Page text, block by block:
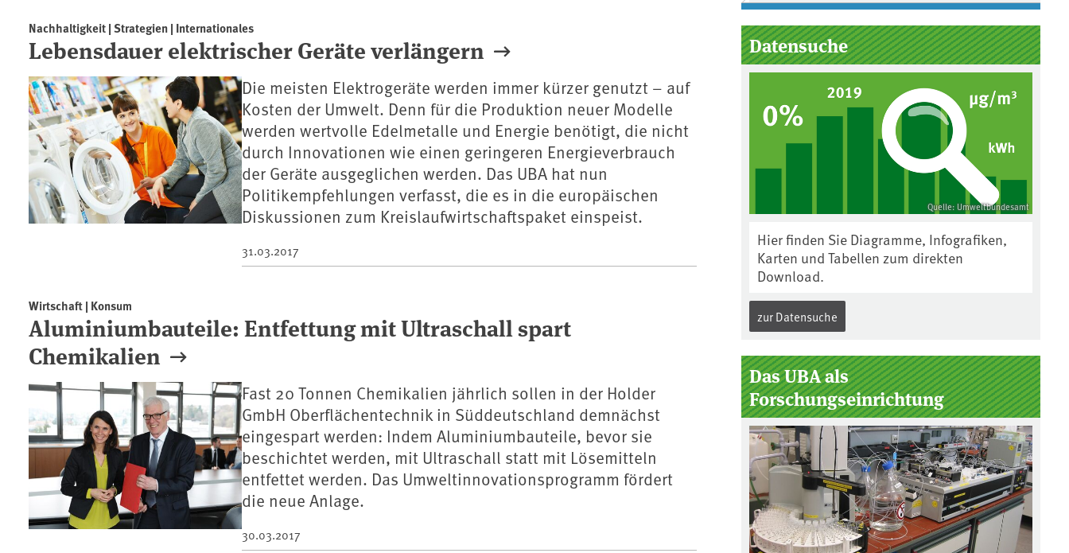
Nachhaltigkeit | Strategien | Internationales
Lebensdauer elektrischer Geräte verlängern
Die meisten Elektrogeräte werden immer kürzer genutzt – auf
Kosten der Umwelt. Denn für die Produktion neuer Modelle
werden wertvolle Edelmetalle und Energie benötigt, die nicht
durch Innovationen wie einen geringeren Energieverbrauch
der Geräte ausgeglichen werden. Das UBA hat nun
Politikempfehlungen verfasst, die es in die europäischen
Diskussionen zum Kreislaufwirtschaftspaket einspeist.
31.03.2017
Wirtschaft | Konsum
Aluminiumbauteile: Entfettung mit Ultraschall spart
Chemikalien
Fast 20 Tonnen Chemikalien jährlich sollen in der Holder
GmbH Oberflächentechnik in Süddeutschland demnächst
eingespart werden: Indem Aluminiumbauteile, bevor sie
beschichtet werden, mit Ultraschall statt mit Lösemitteln
entfettet werden. Das Umweltinnovationsprogramm fördert
die neue Anlage.
30.03.2017
Datensuche
Quelle: Umweltbundesamt
Hier finden Sie Diagramme, Infografiken,
Karten und Tabellen zum direkten
Download.
zur Datensuche
Das UBA als
Forschungseinrichtung